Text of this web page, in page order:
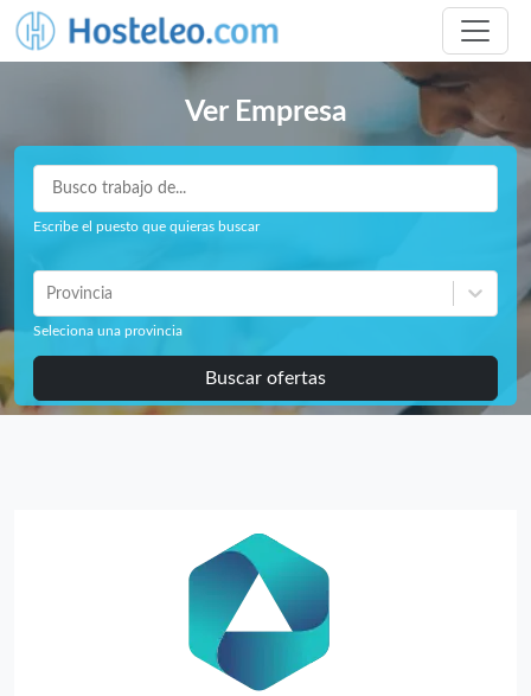
Ver Empresa
Escribe el puesto que quieras buscar
Provincia
Seleciona una provincia
Buscar ofertas